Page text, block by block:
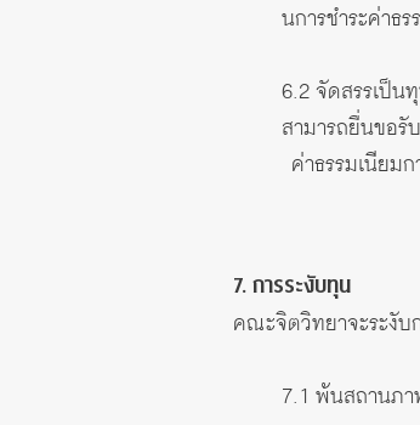
นการชําระค่าธ
6.2 จัดสรรเป็น
สามารถยื่นขอรั
ค่าธรรมเนียม
7. การระงับทุน
คณะจิตวิทยาจะระงับ
7.1 พ้นสถานภ